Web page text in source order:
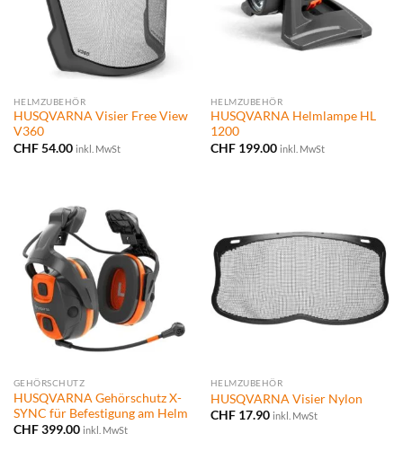
HELMZUBEHÖR
HUSQVARNA Visier Free View
V360
CHF54.00 inkl. MwSt
HELMZUBEHÖR
HUSQVARNA Helmlampe HL
1200
CHF199.00 inkl. MwSt
GEHÖRSCHUTZ
HUSQVARNA Gehörschutz X-
SYNC für Befestigung am Helm
CHF399.00 inkl. MwSt
HELMZUBEHÖR
HUSQVARNA Visier Nylon
CHF17.90 inkl. MwSt